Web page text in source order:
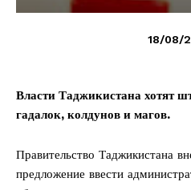
18/08/
Власти Таджикистана хотят
гадалок, колдунов и магов.
Правительство Таджикистана
предложение ввести